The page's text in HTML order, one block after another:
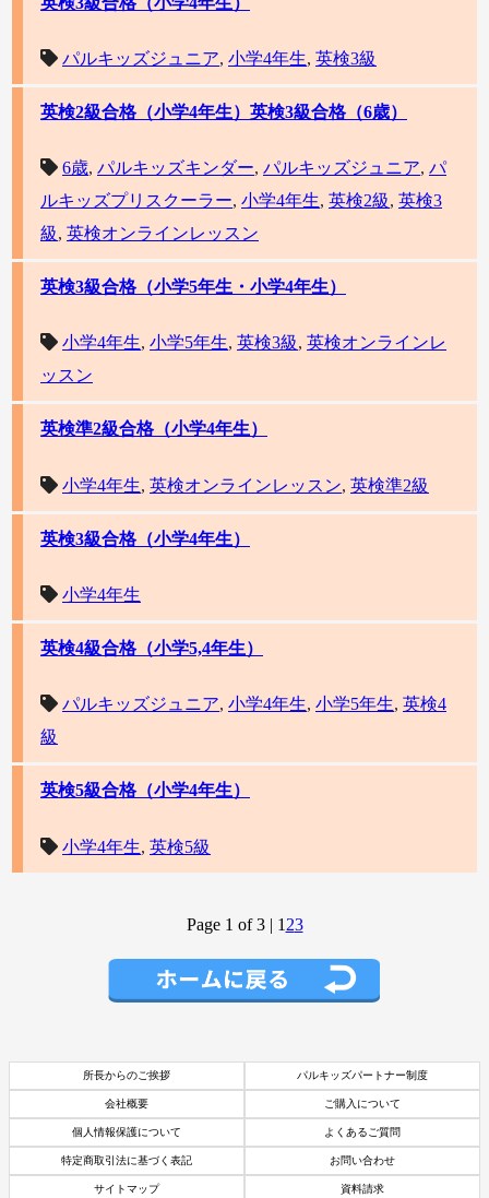
パルキッズジュニア, 小学4年生, 英検3級
英検2級合格（小学4年生）英検3級合格（6歳）
6歳, パルキッズキンダー, パルキッズジュニア, パ
ルキッズプリスクーラー, 小学4年生, 英検2級, 英検3
級, 英検オンラインレッスン
英検3級合格（小学5年生・小学4年生）
小学4年生, 小学5年生, 英検3級, 英検オンラインレ
ッスン
英検準2級合格（小学4年生）
小学4年生, 英検オンラインレッスン, 英検準2級
英検3級合格（小学4年生）
小学4年生
英検4級合格（小学5,4年生）
パルキッズジュニア, 小学4年生, 小学5年生, 英検4
級
英検5級合格（小学4年生）
小学4年生, 英検5級
Page 1 of 3| 1 23
所長からのご挨拶 パルキッズパートナー制度
会社概要 ご購入について
個人情報保護について よくあるご質問
特定商取引法に基づく表記 お問い合わせ
サイトマップ 資料請求